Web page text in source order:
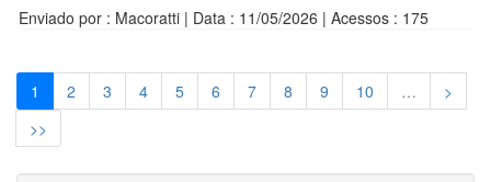
Enviado por : Macoratti | Data : 11/05/2026 | Acessos : 175
1 2 3 4 5 6 7 8 9 10 …
>
>>